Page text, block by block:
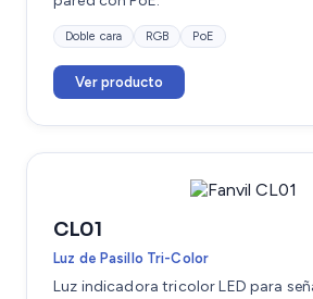
Doble cara RGB PoE
Ver producto
CL01
Luz de Pasillo Tri-Color
Luz indicadora tricolor LED para